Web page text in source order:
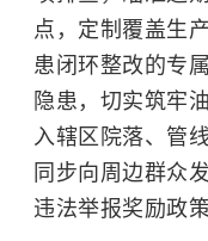
点，定制覆盖生
患闭环整改的专
隐患，切实筑牢
入辖区院落、管
同步向周边群众
违法举报奖励政